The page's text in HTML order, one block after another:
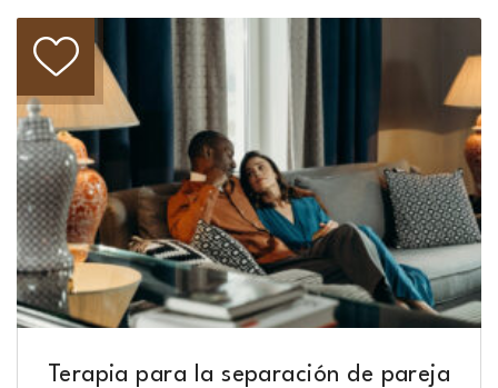
Terapia para la separación de pareja